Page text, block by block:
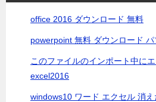
office 2016 ダウンロード 無料
powerpoint 無料 ダウンロード パ
このファイルのインポート中に
excel2016
windows10 ワード エクセル 消え